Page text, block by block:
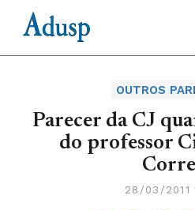
OUTROS
Parecer da CJ
do professor
28/03/2011